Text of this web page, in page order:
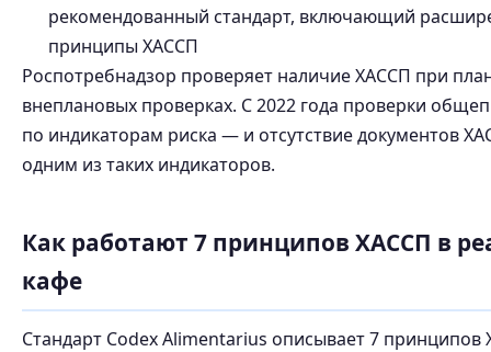
рекомендованный стандарт, включающий
принципы ХАССП
Роспотребнадзор проверяет наличие ХАССП при
внеплановых проверках. С 2022 года проверки
по индикаторам риска — и отсутствие документов
одним из таких индикаторов.
Как работают 7 принципов ХАССП в
кафе
Стандарт Codex Alimentarius описывает 7